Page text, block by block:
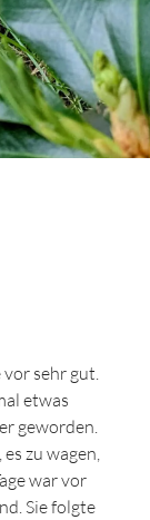
sehr gut.
etwas
geworden.
zu wagen,
war vor
Sie folgte